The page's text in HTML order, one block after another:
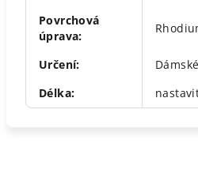
Povrchová
úprava:
Určení:
Dámské
Délka: